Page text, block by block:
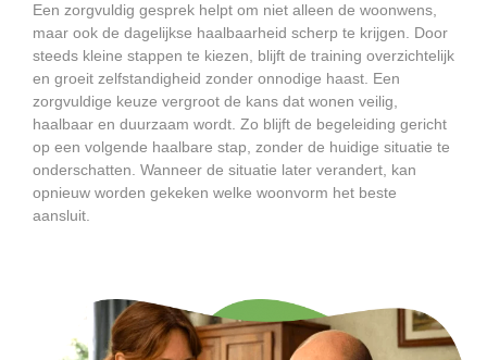
Een zorgvuldig gesprek helpt om niet alleen de woonwens,
maar ook de dagelijkse haalbaarheid scherp te krijgen. Door
steeds kleine stappen te kiezen, blijft de training overzichtelijk
en groeit zelfstandigheid zonder onnodige haast. Een
zorgvuldige keuze vergroot de kans dat wonen veilig,
haalbaar en duurzaam wordt. Zo blijft de begeleiding gericht
op een volgende haalbare stap, zonder de huidige situatie te
onderschatten. Wanneer de situatie later verandert, kan
opnieuw worden gekeken welke woonvorm het beste
aansluit.